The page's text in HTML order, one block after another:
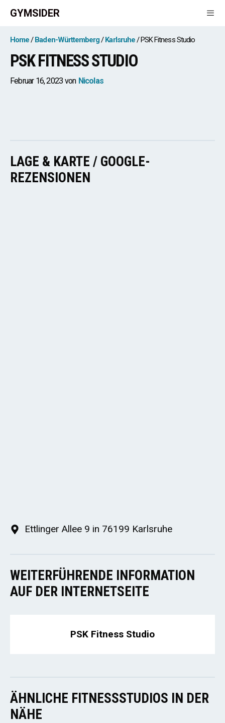
Zum
Inhalt
springen
GYMSIDER
Home Baden-Württemberg Karlsruhe PSK Fitness Studio
PSK FITNESS STUDIO
Februar 16, 2023 von Nicolas
LAGE & KARTE / GOOGLE-
REZENSIONEN
Ettlinger Allee 9 in 76199 Karlsruhe
WEITERFÜHRENDE INFORMATION
AUF DER INTERNETSEITE
PSK Fitness Studio
ÄHNLICHE FITNESSSTUDIOS IN DER
NÄHE